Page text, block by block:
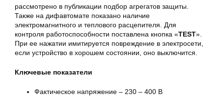
рассмотрено в публикации подбор агрегатов защиты.
Также на дифавтомате показано наличие
электромагнитного и теплового расцепителя. Для
контроля работоспособности поставлена кнопка «TEST».
При ее нажатии имитируется повреждение в электросети,
если устройство в хорошем состоянии, оно выключится.
Ключевые показатели
Фактическое напряжение – 230 – 400 В